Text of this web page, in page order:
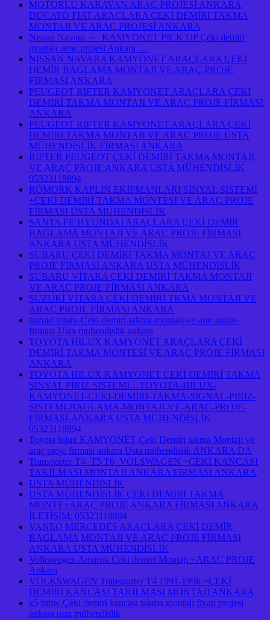
MOTORLU KARAVAN ARAÇ PROJESİ ANKARA
DUCATO FIAT ARAÇLARA ÇEKİ DEMİRİ TAKMA
MONTAJI VE ARAÇ PROJESİ ANKARA
Nissan Navara ⇔ KAMYONET PICK UP Çeki demiri
montajı .araç projesi Ankara …
NISSAN NAVARA KAMYONET ARAÇLARA ÇEKİ
DEMİR BAGLAMA MONTAJI VE ARAÇ PROJE
FİRMASI ANKARA
PEUGEOT RIFTER KAMYONET ARAÇLARA ÇEKİ
DEMİRİ TAKMA MONTAJI VE ARAÇ PROJE FİRMASI
ANKARA
PEUGEOT RIFTER KAMYONET ARAÇLARA ÇEKİ
DEMİRİ TAKMA MONTAJI VE ARAÇ PROJE USTA
MÜHENDİSLİK FİRMASI ANKARA
RIFTER PEUGEOT ÇEKİ DEMİRİ TAKMA MONTAJI
VE ARAÇ PROJE ANKARA USTA MÜHENDİSLİK
05323118894
RÖMORK KAPLİN EKİPMANLARI SİNYAL SİSTEMİ
+ÇEKİ DEMİRİ TAKMA MONTESİ VE ARAÇ PROJE
FİRMASI USTA MÜHENDİSLİK
SANTA FE HYUNDAİ ARAÇLARA ÇEKİ DEMİR
BAGLAMA MONTAJI VE ARAÇ PROJE FİRMASI
ANKARA USTA MÜHENDİSLİK
SUBARU ÇEKİ DEMİRİ TAKMA MONTAJ VE ARAÇ
PROJE FİRMASI ANKARA USTA MÜHENDİSLİK
SUBARU VİTARA ÇEKİ DEMİRİ TAKMA MONTAJI
VE ARAÇ PROJE FİRMASI ANKARA
SUZUKİ VİTARA ÇEKİ DEMİRİ TKMA MONTAJI VE
ARAÇ PROJE FİRMASI ANKARA
suzuki-vitara-Ceki-demiri-takma-montaji-ve-arac-proje-
firmasi-Usta-muhendislik-ankara
TOYOTA HILUX KAMYONET ARAÇLARA ÇEKİ
DEMİRİ TAKMA MONTESİ VE ARAÇ PROJE FİRMASI
ANKARA
TOYOTA HILUX KAMYONET ÇEKİ DEMİRİ TAKMA
SİNYAL PİRİZ SİSTEMİ…TOYOTA-HILUX-
KAMYONET-CEKI-DEMIRI-TAKMA-SIGNAL-PIRIZ-
SISTEMI-BAGLAMA-MONTAJI-VE-ARAC-PROJE-
FİRMASI-ANKARA USTA MÜHENDİSLİK
05323118894
Toyota hılux KAMYONET Çeki Demiri takma Montajı ve
araç proje firması ankara Usta mühendislik ANKARA DA
Transporter T4 T5 T6 VOLSWAGEN ~ÇEKİ KANCASI
TAKILMASI MONTAJI ANKARA FİRMASI ANKARA
USTA MÜHENDİSLİK
USTA MÜHENDİSLİK ÇEKİ DEMİRİ TAKMA
MONTE+ARAÇ PROJE ANKARA FİRMASI ANKARA
İLETİŞİM: 05323118894
VANEO MERCEDES ARAÇLARA ÇEKİ DEMİR
BAGLAMA MONTAJI VE ARAÇ PROJE FİRMASI
ANKARA USTA MÜHENDİSLİK
Volkswagen Amarok Çeki demiri Montajı +ARAÇ PROJE
Ankara
VOLKSWAGEN Transporter T4 1991-1996 ~ÇEKİ
DEMİRİ KANCASI TAKILMASI MONTAJI ANKARA
x5 bmw Çeki demiri kancası takma montajı fiyatı projesi
ankara usta mühendislik